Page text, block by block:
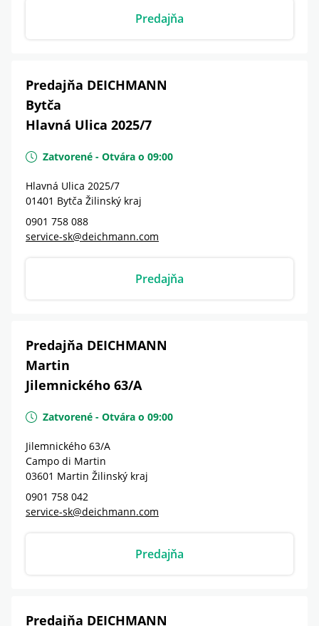
Predajňa
Predajňa DEICHMANN
Bytča
Hlavná Ulica 2025/7
Zatvorené - Otvára o 09:00
Hlavná Ulica 2025/7
01401 Bytča Žilinský kraj
0901 758 088
service-sk@deichmann.com
Predajňa
Predajňa DEICHMANN
Martin
Jilemnického 63/A
Zatvorené - Otvára o 09:00
Jilemnického 63/A
Campo di Martin
03601 Martin Žilinský kraj
0901 758 042
service-sk@deichmann.com
Predajňa
Predajňa DEICHMANN